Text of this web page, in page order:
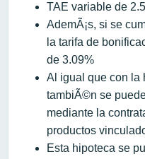
TAE variable de
AdemÃ¡s, si se
la tarifa de
de 3.09%
Al igual que con la
tambiÃ©n se
mediante la
productos
Esta hipoteca se